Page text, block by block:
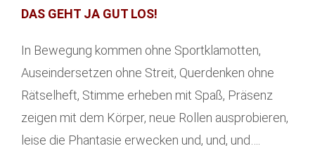
DAS GEHT JA GUT LOS!
In Bewegung kommen ohne Sportklamotten,
Auseindersetzen ohne Streit, Querdenken ohne
Rätselheft, Stimme erheben mit Spaß, Präsenz
zeigen mit dem Körper, neue Rollen ausprobieren,
leise die Phantasie erwecken und, und, und….